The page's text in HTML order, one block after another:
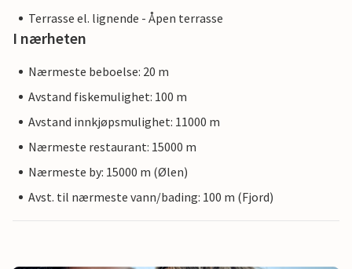
Terrasse el. lignende - Åpen terrasse
I nærheten
Nærmeste beboelse: 20 m
Avstand fiskemulighet: 100 m
Avstand innkjøpsmulighet: 11000 m
Nærmeste restaurant: 15000 m
Nærmeste by: 15000 m (Ølen)
Avst. til nærmeste vann/bading: 100 m (Fjord)